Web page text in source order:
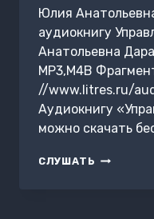
Юлия
аудиокнигу
Анатольевна
MP3,M4B
//www.litres.ru/
Аудиокнигу
можно скачать
СЛУШАТЬ